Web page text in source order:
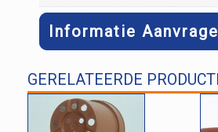
Informatie
GERELATEERDE